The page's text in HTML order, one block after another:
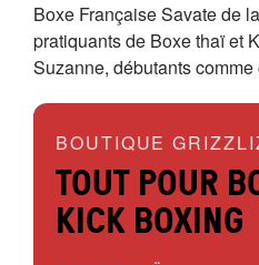
Boxe Française Savate de
pratiquants de Boxe thaï et
Suzanne, débutants comme
BOUTIQUE
TOUT POUR
KICK BOXING